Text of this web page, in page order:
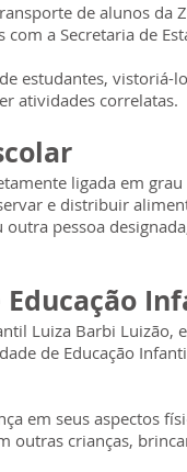
de alunos
a Secretaria de
estudantes, vistoriá-
atividades correlatas.
ligada em
e distribuir
outra pessoa
Luiza Barbi
de Educação
em seus aspectos
outras crianças,